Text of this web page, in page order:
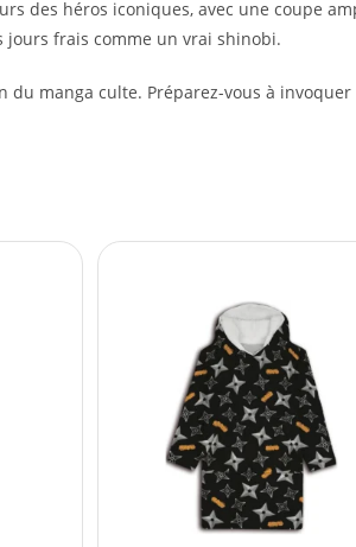
des héros iconiques, avec une coupe
frais comme un vrai shinobi.
manga culte. Préparez-vous à